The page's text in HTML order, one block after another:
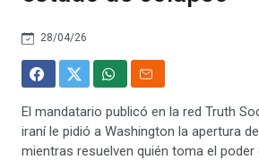
28/04/26
El mandatario publicó en la red Truth
iraní le pidió a Washington la apertura
mientras resuelven quién toma el poder